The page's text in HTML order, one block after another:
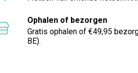
Ophalen of bezorgen
Gratis ophalen of €49,95
BE).